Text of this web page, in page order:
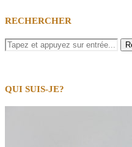
RECHERCHER
QUI SUIS-JE?